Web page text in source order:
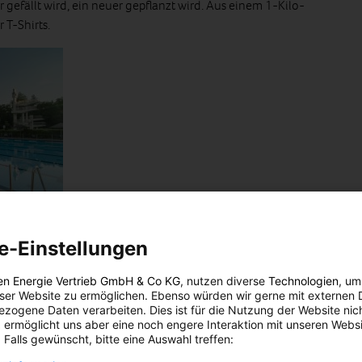
gefällt wird, ein neuer gepflanzt wird. Aus einem 1-Kilo-
T-Shirts.
an
hergestellt
weiterverarbeitet. Mithilfe eines ungiftigen, organischen
Zellulose herausgelöst, die gepresst und anschließend
wird. Dadurch entsteht, so Wijld, ein geschlossener Kreislauf,
Einstellungen
Energie Vertrieb GmbH & Co KG, nutzen diverse Technologien,
Website zu ermöglichen. Ebenso würden wir gerne mit externen
Daten verarbeiten. Dies ist für die Nutzung der Website
ermöglicht uns aber eine noch engere Interaktion mit unseren
Falls gewünscht, bitte eine Auswahl treffen: